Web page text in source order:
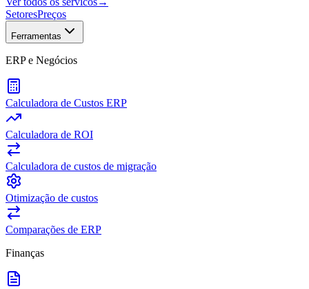
SetoresPreços
Ferramentas
ERP e Negócios
Calculadora de Custos ERP
Calculadora de ROI
Calculadora de custos de migração
Otimização de custos
Comparações de ERP
Finanças